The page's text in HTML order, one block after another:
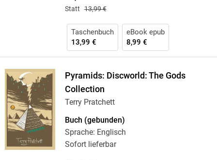
Statt 13,99 €
Taschenbuch
13,99 €
eBook epub
8,99 €
Pyramids: Discworld: The Gods
Collection
Terry Pratchett
Buch (gebunden)
Sprache: Englisch
Sofort lieferbar